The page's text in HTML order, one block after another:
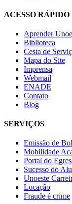
ACESSO RÁPIDO
Aprender
Biblioteca
Cesta de
Mapa do Site
Imprensa
Webmail
ENADE
Contato
Blog
SERVIÇOS
Emissão de
Mobilidade
Portal do
Sucesso do
Unoeste
Locação
Fraude é crime